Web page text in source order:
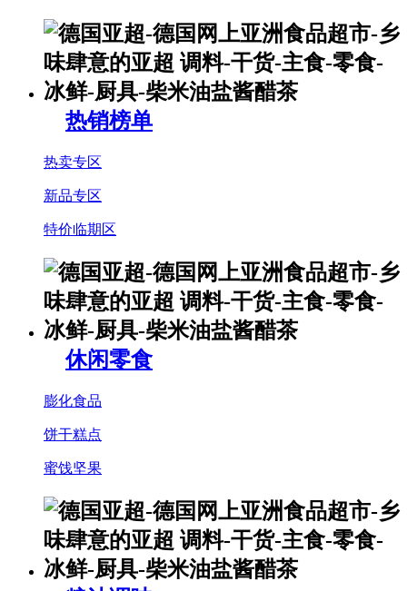
热销榜单
热卖专区
新品专区
特价临期区
休闲零食
膨化食品
饼干糕点
蜜饯坚果